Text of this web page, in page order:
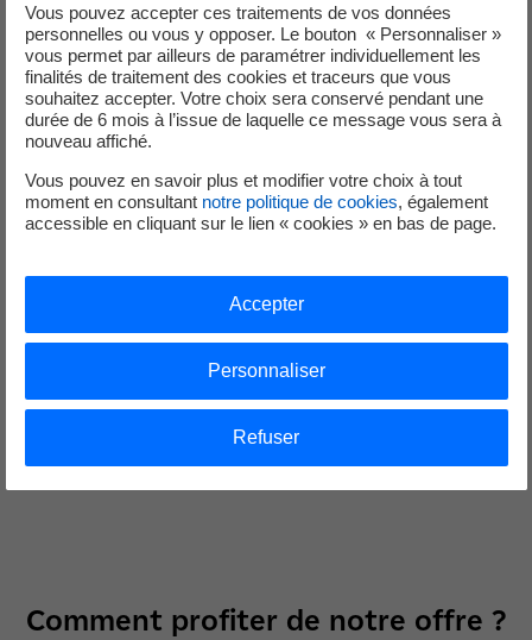
horizontaux à
température
négative
50€/ml de porte
transmission
thermique Ug ≤
3,8 W/m².K
Récupération de
chaleur sur
groupe froid
Au cas par cas. Contactez
département
Au cas par cas. Contactez
département
le conseiller « Efficacité
énergétique » de votre
département
Comment profiter de notre offre ?
Vous pouvez accepter ces traitements de vos données
personnelles ou vous y opposer. Le bouton « Personnaliser »
vous permet par ailleurs de paramétrer individuellement les
finalités de traitement des cookies et traceurs que vous
souhaitez accepter. Votre choix sera conservé pendant une
durée de 6 mois à l’issue de laquelle ce message vous sera à
nouveau affiché.
Vous pouvez en savoir plus et modifier votre choix à tout
moment en consultant notre politique de cookies, également
accessible en cliquant sur le lien « cookies » en bas de page.
Refuser
Personnaliser
Accepter